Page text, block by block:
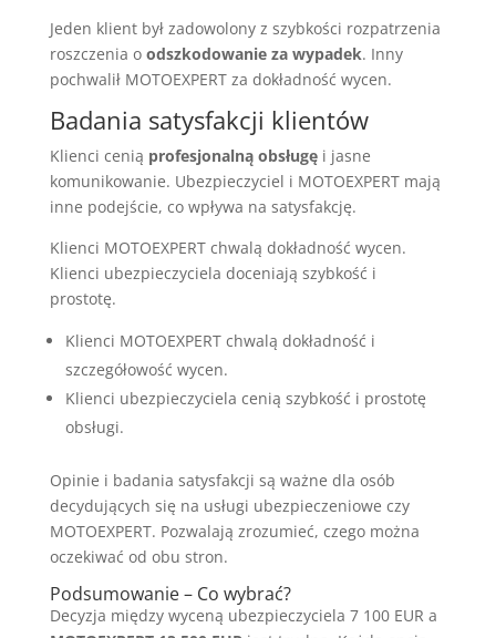
Jeden klient był zadowolony z szybkości rozpatrzenia
roszczenia o odszkodowanie za wypadek. Inny
pochwalił MOTOEXPERT za dokładność wycen.
Badania satysfakcji klientów
Klienci cenią profesjonalną obsługęi jasne
komunikowanie. Ubezpieczyciel i MOTOEXPERT mają
inne podejście, co wpływa na satysfakcję.
Klienci MOTOEXPERT chwalą dokładność wycen.
Klienci ubezpieczyciela doceniają szybkość i
prostotę.
Klienci MOTOEXPERT chwalą dokładność i
szczegółowość wycen.
Klienci ubezpieczyciela cenią szybkość i prostotę
obsługi.
Opinie i badania satysfakcji są ważne dla osób
decydujących się na usługi ubezpieczeniowe czy
MOTOEXPERT. Pozwalają zrozumieć, czego można
oczekiwać od obu stron.
Podsumowanie – Co wybrać?
Decyzja między wyceną ubezpieczyciela 7 100 EUR a